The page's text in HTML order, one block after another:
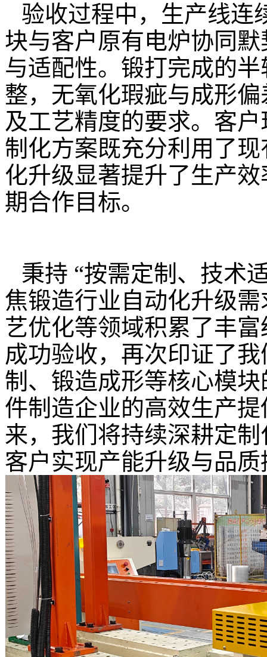
验收过程中，生产线连
块与客户原有电炉协同
与适配性。锻打完成的
整，无氧化瑕疵与成形
及工艺精度的要求。客
制化方案既充分利用了
化升级显著提升了生产
期合作目标。
秉持 “按需定制、技术
焦锻造行业自动化升级
艺优化等领域积累了丰
成功验收，再次印证了
制、锻造成形等核心模
件制造企业的高效生产
来，我们将持续深耕定
客户实现产能升级与品质